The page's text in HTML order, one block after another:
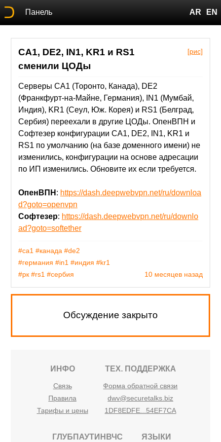
Панель AR EN
[рис]
CA1, DE2, IN1, KR1 и RS1
сменили ЦОДы
Серверы CA1 (Торонто, Канада), DE2
(Франкфурт-на-Майне, Германия), IN1 (Мумбай,
Индия), KR1 (Сеул, Юж. Корея) и RS1 (Белград,
Сербия) переехали в другие ЦОДы. ОпенВПН и
Софтезер конфигурации CA1, DE2, IN1, KR1 и
RS1 по умолчанию (на базе доменного имени) не
изменились, конфигурации на основе адресации
по ИП изменились. Обновите их если требуется.
ОпенВПН : https://dash.deepwebvpn.net/ru/downloa
d?goto=openvpn
Софтезер: https://dash.deepwebvpn.net/ru/downlo
ad?goto=softether
10 месяцев назад
#ca1 #канада #de2
#германия #in1 #индия #kr1
#рк #rs1 #сербия
Обсуждение закрыто
ИНФО
Связь
Правила
Тарифы и цены
ТЕХ. ПОДДЕРЖКА
Форма обратной связи
dwv@securetalks.biz
1DF8EDFE...54EF7CA
ГЛУБПАУТИНВЧС ЯЗЫКИ